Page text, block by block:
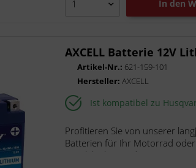
Pressol
Rath, pr88
ScooterLibre
Shido
Technopolymer
Tucano Urbano
V Parts
In den
AXCELL Batterie 12V
Artikel-Nr.: 621-159-101
Hersteller:AXCELL
Ist kompatibel zu
Profitieren Sie von unserer
Batterien für Ihr Motorrad
Langlebigkeit und...